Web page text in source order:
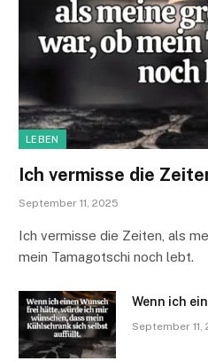
LEBEN
Ich vermisse die
September 11, 2025
Ich vermisse die Zeiten, als
mein Tamagotschi noch lebt.
Wenn ich
September 11,